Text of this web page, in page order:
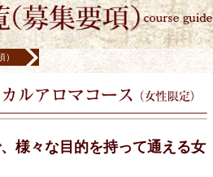
）
限定）
様々な目的を持って通える女